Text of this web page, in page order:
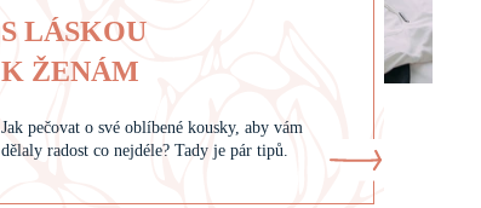
S LÁSKOU
K ŽENÁM
Jak pečovat o své oblíbené kousky, aby vám
dělaly radost co nejdéle? Tady je pár tipů.